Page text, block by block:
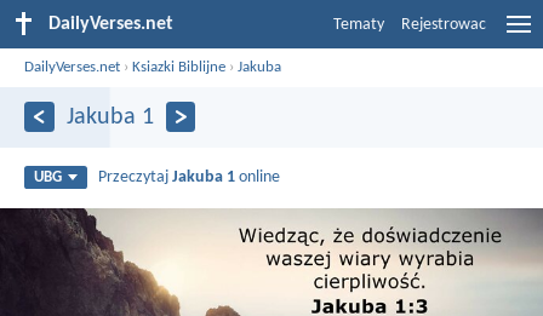
DailyVerses.net Tematy Rejestrowac
DailyVerses.net ›Ksiazki Biblijne ›Jakuba
Jakuba 1
UBG PrzeczytajJakuba 1 online